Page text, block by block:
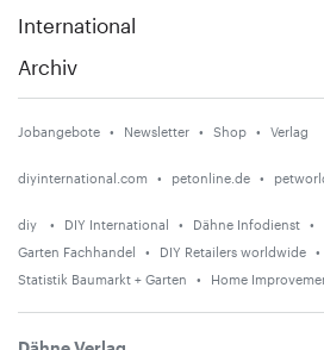
International
Archiv
Jobangebote Newsletter Shop Verlag
diyinternational.com petonline.de
diy DIY International Dähne Infodienst
Garten Fachhandel
DIY Retailers worldwide
Statistik Baumarkt + Garten
Home